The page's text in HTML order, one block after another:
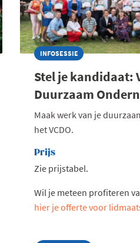
INFOSESSIE
Stel je kandidaat:
Duurzaam
Maak werk van je
het VCDO.
Prijs
Zie prijstabel.
Wil je meteen profiteren
hier je offerte voor